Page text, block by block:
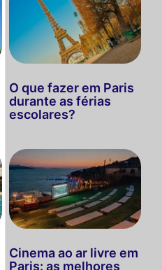
O que fazer em Paris
durante as férias
escolares?
Cinema ao ar livre em
Paris: as melhores